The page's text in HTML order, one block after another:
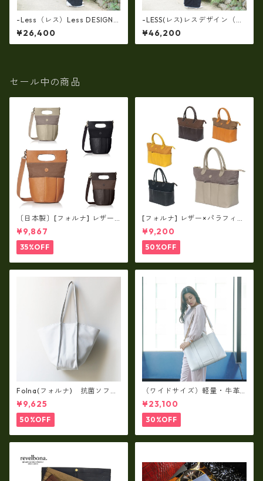
-Less（レス）Less DESIGN
(レスデザイン)Scarred Textu
re（牛革）斜め掛け＆多機能
トート（L/SIZE） LMSB-0514
¥26,400
-LESS(レス)レスデザイン（牛
革）トート＆クラッチで使え
る(両面・同一仕様！）大口開
口ボストン LMSB-0506
¥46,200
セール中の商品
〔日本製〕[フォルナ] レザー×
パラフィン筒型2way シュリン
クレザー×79Aパラフィン fo
-259630
¥9,867
35%OFF
[フォルナ] レザー×パラフィン
筒型2way シュリンクレザー×
79Aパラフィン トートL fo-2
59632
¥9,200
50%OFF
Folna(フォルナ) 抗菌ソフト
スムースレザー トートバッグ
¥9,625
50%OFF
（ワイドサイズ）軽量・牛革
製品・2WAYヌメ革トートバッ
グ（A3サイズ/日本製）(高収
納）ir-02G
¥23,100
30%OFF